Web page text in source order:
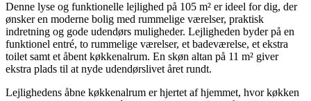
Denne lyse og funktionelle lejlighed på 105 m² er ideel for dig, der
ønsker en moderne bolig med rummelige værelser, praktisk
indretning og gode udendørs muligheder. Lejligheden byder på en
funktionel entré, to rummelige værelser, et badeværelse, et ekstra
toilet samt et åbent køkkenalrum. En skøn altan på 11 m² giver
ekstra plads til at nyde udendørslivet året rundt.
Lejlighedens åbne køkkenalrum er hjertet af hjemmet, hvor køkken